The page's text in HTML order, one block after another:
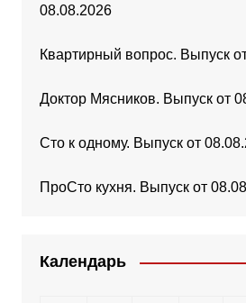
08.08.2026
Квартирный вопрос. Выпуск
Доктор Мясников. Выпуск от
Сто к одному. Выпуск от
ПроСто кухня. Выпуск от
Календарь